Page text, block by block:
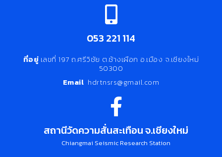
053 221 114
ที่อยู่ เลขที่ 197 ถ.ศรีวิชัย ต.ช้างเผือก อ.เมือง จ.เชียงใหม่
50300
Email hdrtnsrs@gmail.com
สถานีวัดความสั่นสะเทือน จ.เชียงใหม่
Chiangmai Seismic Research Station